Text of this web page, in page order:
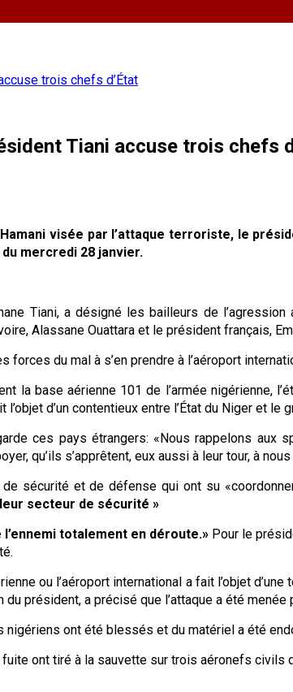
trois chefs d’État
Tiani accuse trois chefs
visée par l’attaque terroriste, le
mercredi 28 janvier.
Tiani, a désigné les bailleurs de
Alassane Ouattara et le président français,
du mal à s’en prendre à l’aéroport
la base aérienne 101 de l’armée nigérienne,
d’un contentieux entre l’État du Niger et le
ces pays étrangers: «Nous rappelons aux
qu’ils s’apprêtent, eux aussi à leur tour, à
sécurité et de défense qui ont su
secteur de sécurité »
totalement en déroute.» Pour le
ou l’aéroport international a fait l’objet
président, a précisé que l’attaque a été menée
ont été blessés et du matériel a été
ont tiré à la sauvette sur trois aéronefs civils